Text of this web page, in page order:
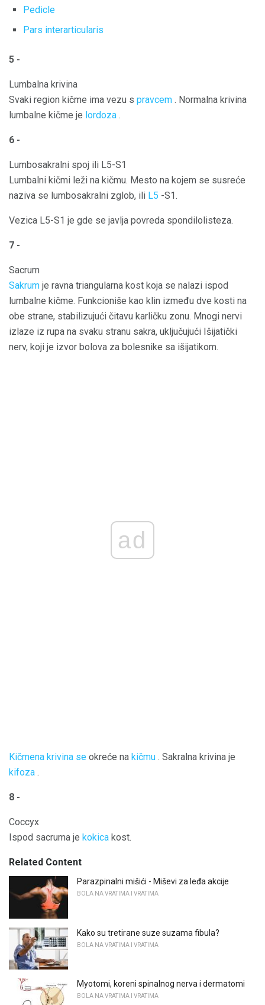
Pedicle
Pars interarticularis
5 -
Lumbalna krivina
Svaki region kičme ima vezu s pravcem . Normalna krivina
lumbalne kičme je lordoza .
6 -
Lumbosakralni spoj ili L5-S1
Lumbalni kičmi leži na kičmu. Mesto na kojem se susreće
naziva se lumbosakralni zglob, ili L5 -S1.
Vezica L5-S1 je gde se javlja povreda spondilolisteza.
7 -
Sacrum
Sakrum je ravna triangularna kost koja se nalazi ispod
lumbalne kičme. Funkcioniše kao klin između dve kosti na
obe strane, stabilizujući čitavu karličku zonu. Mnogi nervi
izlaze iz rupa na svaku stranu sakra, uključujući Išijatički
nerv, koji je izvor bolova za bolesnike sa išijatikom.
ad
Kičmena krivina se okreće na kičmu . Sakralna krivina je
kifoza .
8 -
Coccyx
Ispod sacruma je kokica kost.
Related Content
Parazpinalni mišići - Miševi za leđa akcije
BOLA NA VRATIMA I VRATIMA
Kako su tretirane suze suzama fibula?
BOLA NA VRATIMA I VRATIMA
Myotomi, koreni spinalnog nerva i dermatomi
BOLA NA VRATIMA I VRATIMA